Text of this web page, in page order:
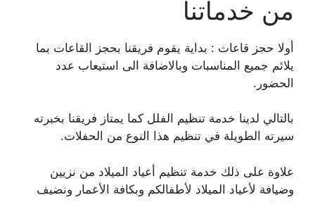
من خدماتنا
أولا حجز قاعات : بداية يقوم فريقنا بحجز القاعات بما
يلائم جميع المناسبات وبالاضافة الى استيعاب عدد
الحضور.
بالتالي لدينا خدمة تنظيم الفلل كما يمتاز فريقنا بخبرته
سيرته الطويلة في تنظيم هذا النوع من الحفلات.
علاوة على ذلك خدمة تنظيم أعياد الميلاد من نزيين
وضيافة لأعياد الميلاد لأطفالكم وبكافة الأعمار ونضيف